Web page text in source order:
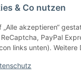
& Co nutzen
„Alle akzeptieren“
PayPal
links unten). Weitere